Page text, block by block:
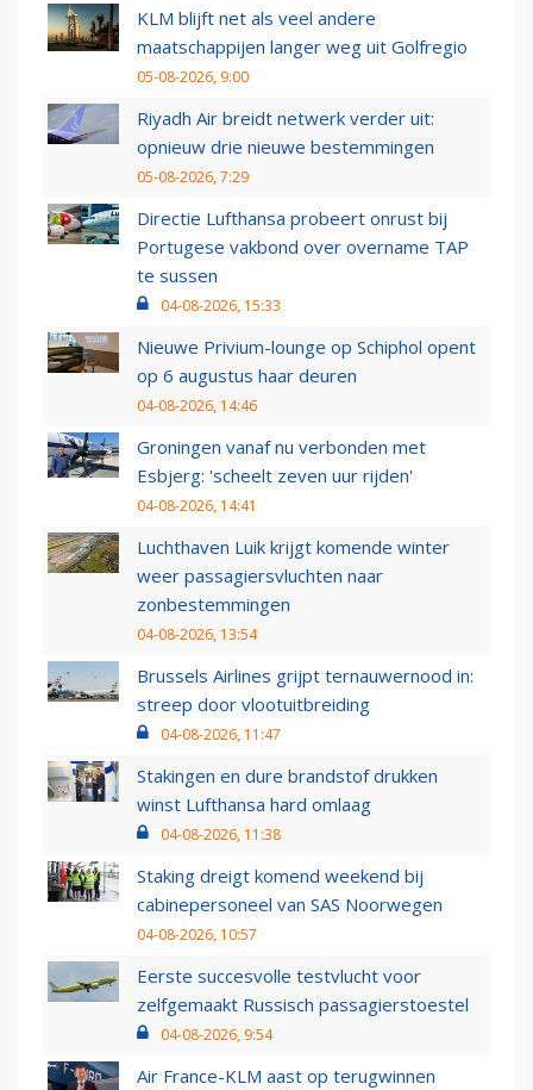
KLM blijft net als veel andere
maatschappijen langer weg uit Golfregio
05-08-2026, 9:00
Riyadh Air breidt netwerk verder uit:
opnieuw drie nieuwe bestemmingen
05-08-2026, 7:29
Directie Lufthansa probeert onrust bij
Portugese vakbond over overname TAP
te sussen
04-08-2026, 15:33
Nieuwe Privium-lounge op Schiphol opent
op 6 augustus haar deuren
04-08-2026, 14:46
Groningen vanaf nu verbonden met
Esbjerg: 'scheelt zeven uur rijden'
04-08-2026, 14:41
Luchthaven Luik krijgt komende winter
weer passagiersvluchten naar
zonbestemmingen
04-08-2026, 13:54
Brussels Airlines grijpt ternauwernood in:
streep door vlootuitbreiding
04-08-2026, 11:47
Stakingen en dure brandstof drukken
winst Lufthansa hard omlaag
04-08-2026, 11:38
Staking dreigt komend weekend bij
cabinepersoneel van SAS Noorwegen
04-08-2026, 10:57
Eerste succesvolle testvlucht voor
zelfgemaakt Russisch passagierstoestel
04-08-2026, 9:54
Air France-KLM aast op terugwinnen